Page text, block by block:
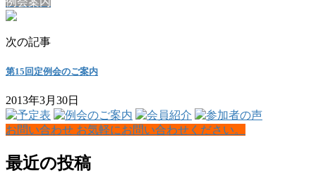
次の記事
第15回定例会のご案内
2013年3月30日
お問い合わせ お気軽にお問い合わせください。
最近の投稿